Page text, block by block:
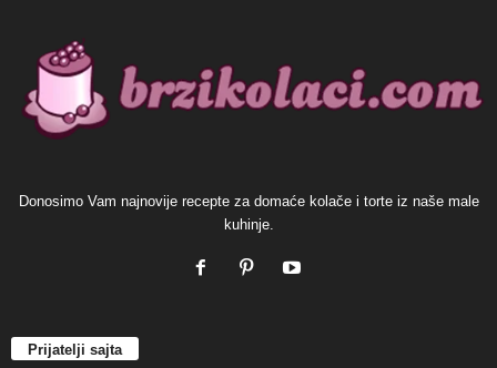
Donosimo Vam najnovije recepte za domaće kolače i torte iz naše male
kuhinje.
Prijatelji sajta